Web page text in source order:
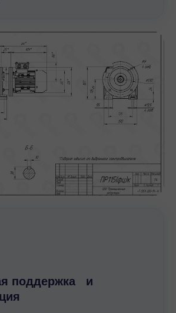
поддержка и